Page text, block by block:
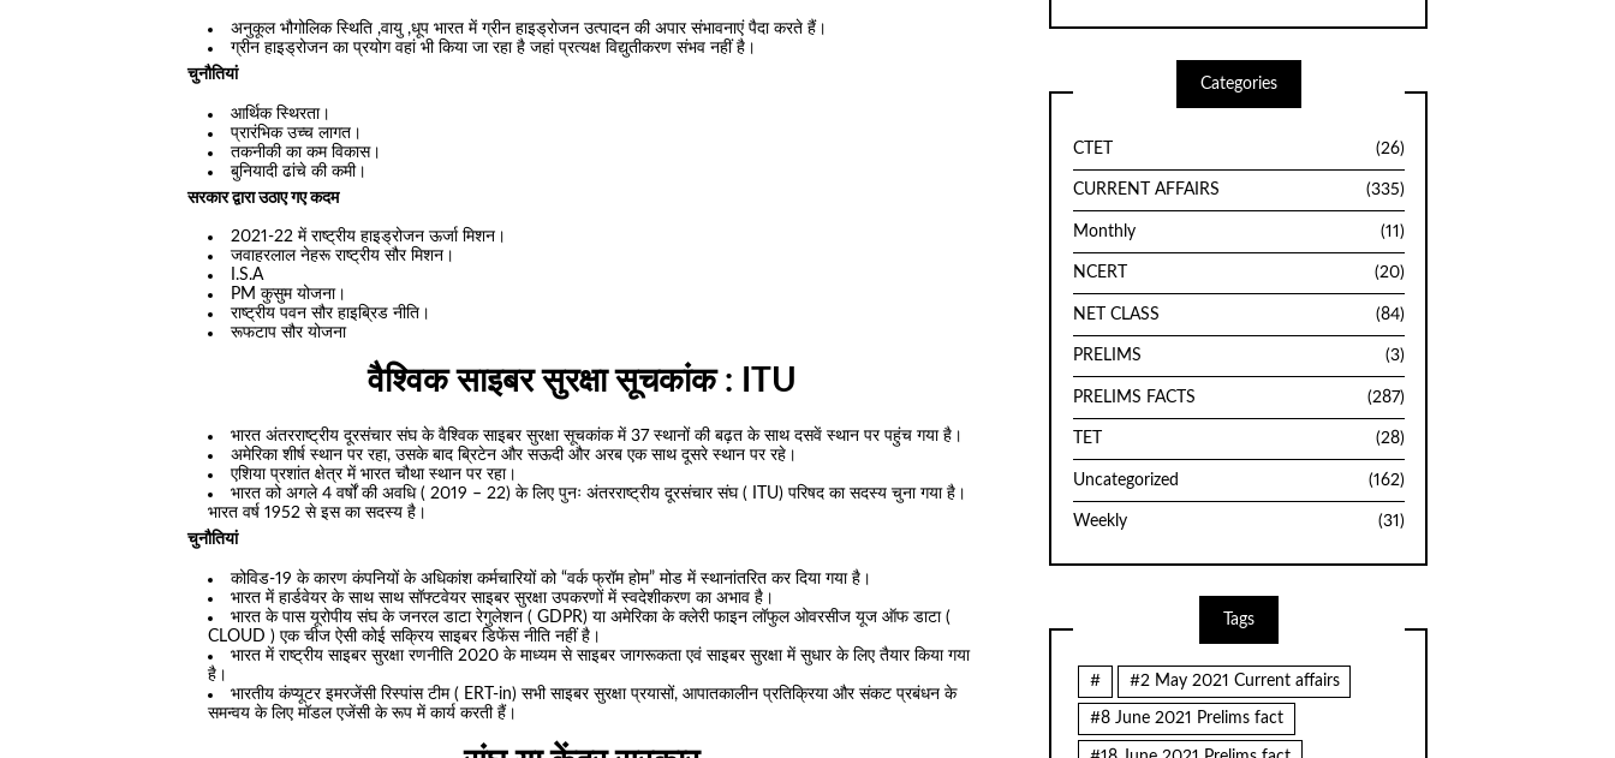
अनुकूल भौगोलिक स्थिति ,वायु ,धूप भारत में ग्रीन हाइड्रोजन उत्पादन की अपार संभावनाएं पैदा करते हैं।
ग्रीन हाइड्रोजन का प्रयोग वहां भी किया जा रहा है जहां प्रत्यक्ष विद्युतीकरण संभव नहीं है।
चुनौतियां
आर्थिक स्थिरता।
प्रारंभिक उच्च लागत।
तकनीकी का कम विकास।
बुनियादी ढांचे की कमी।
सरकार द्वारा उठाए गए कदम
2021-22 में राष्ट्रीय हाइड्रोजन ऊर्जा मिशन।
जवाहरलाल नेहरू राष्ट्रीय सौर मिशन।
I.S.A
PM कुसुम योजना।
राष्ट्रीय पवन सौर हाइब्रिड नीति।
रूफटाप सौर योजना
वैश्विक साइबर सुरक्षा सूचकांक : ITU
भारत अंतरराष्ट्रीय दूरसंचार संघ के वैश्विक साइबर सुरक्षा सूचकांक में 37 स्थानों की बढ़त के साथ दसवें स्थान पर पहुंच गया है।
अमेरिका शीर्ष स्थान पर रहा, उसके बाद ब्रिटेन और सऊदी और अरब एक साथ दूसरे स्थान पर रहे।
एशिया प्रशांत क्षेत्र में भारत चौथा स्थान पर रहा।
भारत को अगले 4 वर्षों की अवधि ( 2019 – 22) के लिए पुनः अंतरराष्ट्रीय दूरसंचार संघ ( ITU) परिषद का सदस्य चुना गया है।
भारत वर्ष 1952 से इस का सदस्य है।
चुनौतियां
कोविड-19 के कारण कंपनियों के अधिकांश कर्मचारियों को “वर्क फ्रॉम होम” मोड में स्थानांतरित कर दिया गया है।
भारत में हार्डवेयर के साथ साथ सॉफ्टवेयर साइबर सुरक्षा उपकरणों में स्वदेशीकरण का अभाव है।
भारत के पास यूरोपीय संघ के जनरल डाटा रेगुलेशन ( GDPR) या अमेरिका के क्लेरी फाइन लॉफुल ओवरसीज यूज ऑफ डाटा (
CLOUD ) एक चीज ऐसी कोई सक्रिय साइबर डिफेंस नीति नहीं है।
भारत में राष्ट्रीय साइबर सुरक्षा रणनीति 2020 के माध्यम से साइबर जागरूकता एवं साइबर सुरक्षा में सुधार के लिए तैयार किया गया
है।
भारतीय कंप्यूटर इमरजेंसी रिस्पांस टीम ( ERT-in) सभी साइबर सुरक्षा प्रयासों, आपातकालीन प्रतिक्रिया और संकट प्रबंधन के
समन्वय के लिए मॉडल एजेंसी के रूप में कार्य करती हैं।
Categories
CTET (26)
CURRENT AFFAIRS (335)
Monthly (11)
NCERT (20)
NET CLASS (84)
PRELIMS (3)
PRELIMS FACTS (287)
TET (28)
Uncategorized (162)
Weekly (31)
Tags
# #2 May 2021 Current affairs
#8 June 2021 Prelims fact